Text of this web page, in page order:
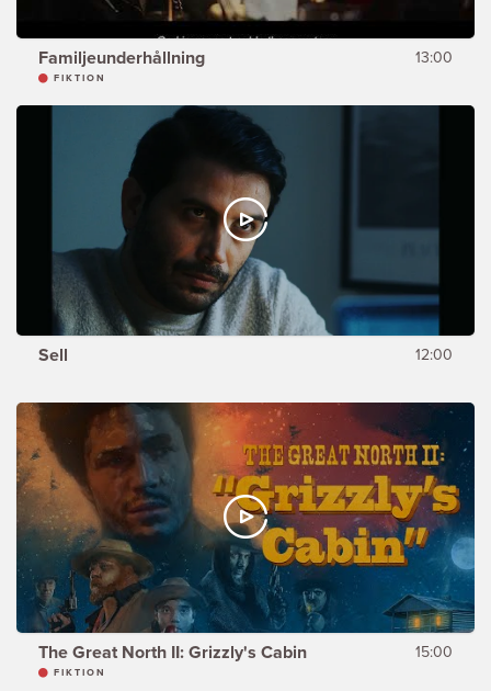
Familjeunderhållning 13:00
FIKTION
Sell 12:00
The Great North II: Grizzly's Cabin 15:00
FIKTION